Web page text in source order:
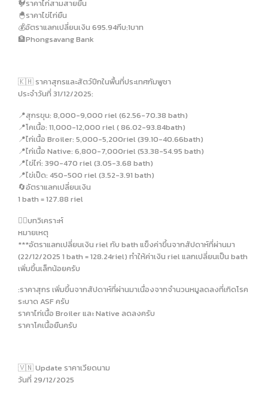
🐓ราคาไก่สามสายยืน
🐣ราคาไข่ไก่ยืน
💰อัตราแลกเปลี่ยนเงิน 695.94กีบ:1บาท
🏦Phongsavang Bank
🇰🇭 ราคาสุกรและสัตว์ปีกในพื้นที่ประเทศกัมพูชา
ประจำวันที่ 31/12/2025:
📍สุกรขุน: 8,000-9,000 riel (62.56-70.38 bath)
📍โคเนื้อ: 11,000-12,000 riel ( 86.02-93.84bath)
📍ไก่เนื้อ Broiler: 5,000-5,200riel (39.10-40.66bath)
📍ไก่เนื้อ Native: 6,800-7,000riel (53.38-54.95 bath)
📍ไข่ไก่: 390-470 riel (3.05-3.68 bath)
📍ไข่เป็ด: 450-500 riel (3.52-3.91 bath)
🔄อัตราแลกเปลี่ยนเงิน
1 bath = 127.88 riel
✍🏻บทวิเคราะห์
หมายเหตุ
***อัตราแลกเปลี่ยนเงิน riel กับ bath แข็งค่าขึ้นจากสัปดาห์ที่ผ่านมา
(22/12/2025 1 bath = 128.24riel) ทำให้ค่าเงิน riel แลกเปลี่ยนเป็น bath
เพิ่มขึ้นเล็กน้อยครับ
:ราคาสุกร เพิ่มขึ้นจากสัปดาห์ที่ผ่านมาเนื่องจากจำนวนหมูลดลงที่เกิดโรค
ระบาด ASF ครับ
ราคาไก่เนื้อ Broiler และ Native ลดลงครับ
ราคาโคเนื้อยืนครับ
🇻🇳 Update ราคาเวียดนาม
วันที่ 29/12/2025